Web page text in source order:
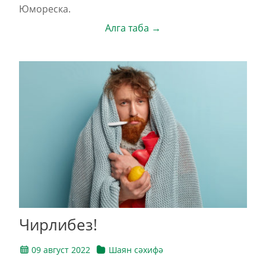
Юмореска.
Алга таба →
Чирлибез!
09 август 2022
Шаян сәхифә